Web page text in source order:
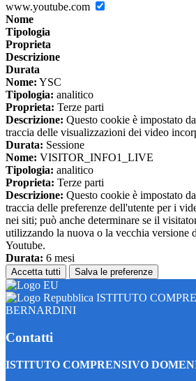
www.youtube.com
Nome
Tipologia
Proprieta
Descrizione
Durata
Nome: YSC
Tipologia: analitico
Proprieta: Terze parti
Descrizione: Questo cookie è impostato
traccia delle visualizzazioni dei video
Durata: Sessione
Nome: VISITOR_INFO1_LIVE
Tipologia: analitico
Proprieta: Terze parti
Descrizione: Questo cookie è impostato
traccia delle preferenze dell'utente per i
nei siti; può anche determinare se il
utilizzando la nuova o la vecchia versione
Youtube.
Durata: 6 mesi
Accetta tutti Salva le preferenze
ISTITUTO
BERNARDINI
Contatti
ISTITUTO COMPRENSIVO